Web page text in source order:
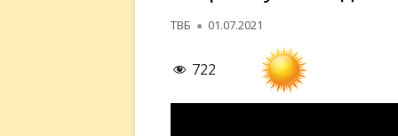
Автор
ТВБ Опубликовано
01.07.2021
722